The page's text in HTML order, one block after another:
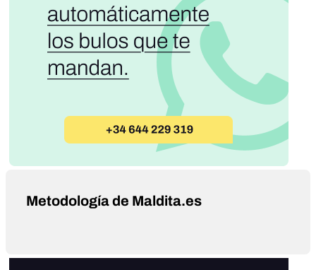
Metodología de Maldita.es